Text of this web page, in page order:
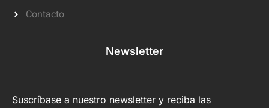
Contacto
Newsletter
Suscríbase a nuestro newsletter y reciba las